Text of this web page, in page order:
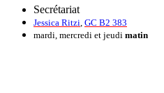
Secrétariat
Jessica Ritzi GC B2 383
mardi, mercredi et jeudi matin